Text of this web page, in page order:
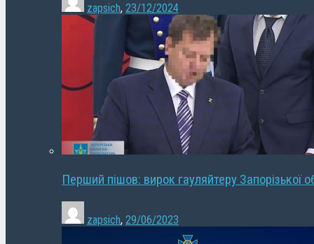
zapsich, 23/12/2024
Перший пішов: вирок гауляйтеру Запорізької
zapsich, 29/06/2023